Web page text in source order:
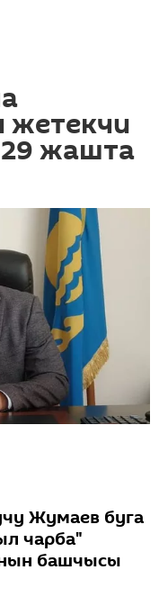
жашта
Жумаев буга
чарба"
башчысы